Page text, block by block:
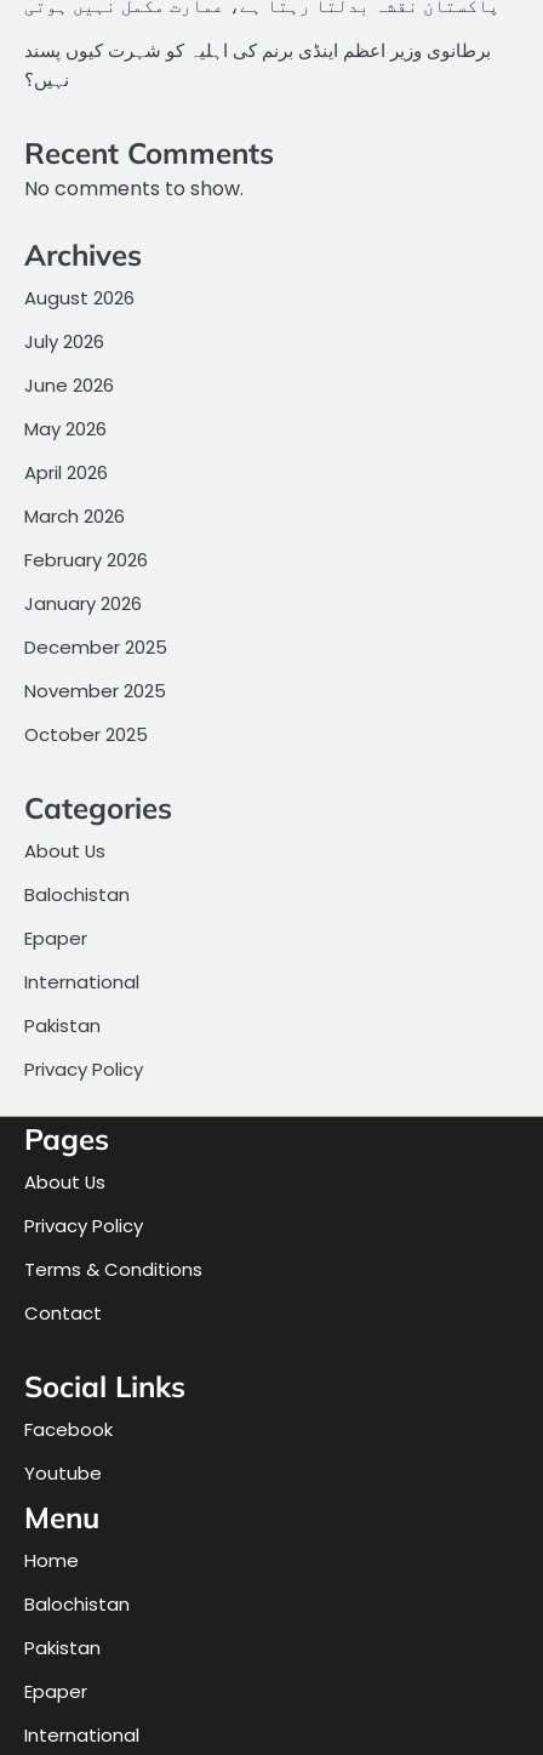
پاکستان نقشہ بدلتا رہتا ہے، عمارت مکمل نہیں ہوتی
برطانوی وزیر اعظم اینڈی برنم کی اہلیہ کو شہرت کیوں پسند
نہیں؟
Recent Comments
No comments to show.
Archives
August 2026
July 2026
June 2026
May 2026
April 2026
March 2026
February 2026
January 2026
December 2025
November 2025
October 2025
Categories
About Us
Balochistan
Epaper
International
Pakistan
Privacy Policy
Pages
About Us
Privacy Policy
Terms & Conditions
Contact
Social Links
Facebook
Youtube
Menu
Home
Balochistan
Pakistan
Epaper
International